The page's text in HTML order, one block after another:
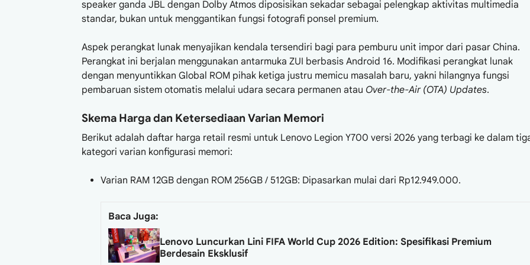
speaker ganda JBL dengan Dolby Atmos diposisikan sekadar sebagai pelengkap aktivitas multimedia
standar, bukan untuk menggantikan fungsi fotografi ponsel premium.
Aspek perangkat lunak menyajikan kendala tersendiri bagi para pemburu unit impor dari pasar China.
Perangkat ini berjalan menggunakan antarmuka ZUI berbasis Android 16. Modifikasi perangkat lunak
dengan menyuntikkan Global ROM pihak ketiga justru memicu masalah baru, yakni hilangnya fungsi
pembaruan sistem otomatis melalui udara secara permanen atau Over-the-Air (OTA) Updates.
Skema Harga dan Ketersediaan Varian Memori
Berikut adalah daftar harga retail resmi untuk Lenovo Legion Y700 versi 2026 yang terbagi ke dalam
kategori varian konfigurasi memori:
Varian RAM 12GB dengan ROM 256GB / 512GB: Dipasarkan mulai dari Rp12.949.000.
Baca Juga:
Lenovo Luncurkan Lini FIFA World Cup 2026 Edition: Spesifikasi Premium
Berdesain Eksklusif